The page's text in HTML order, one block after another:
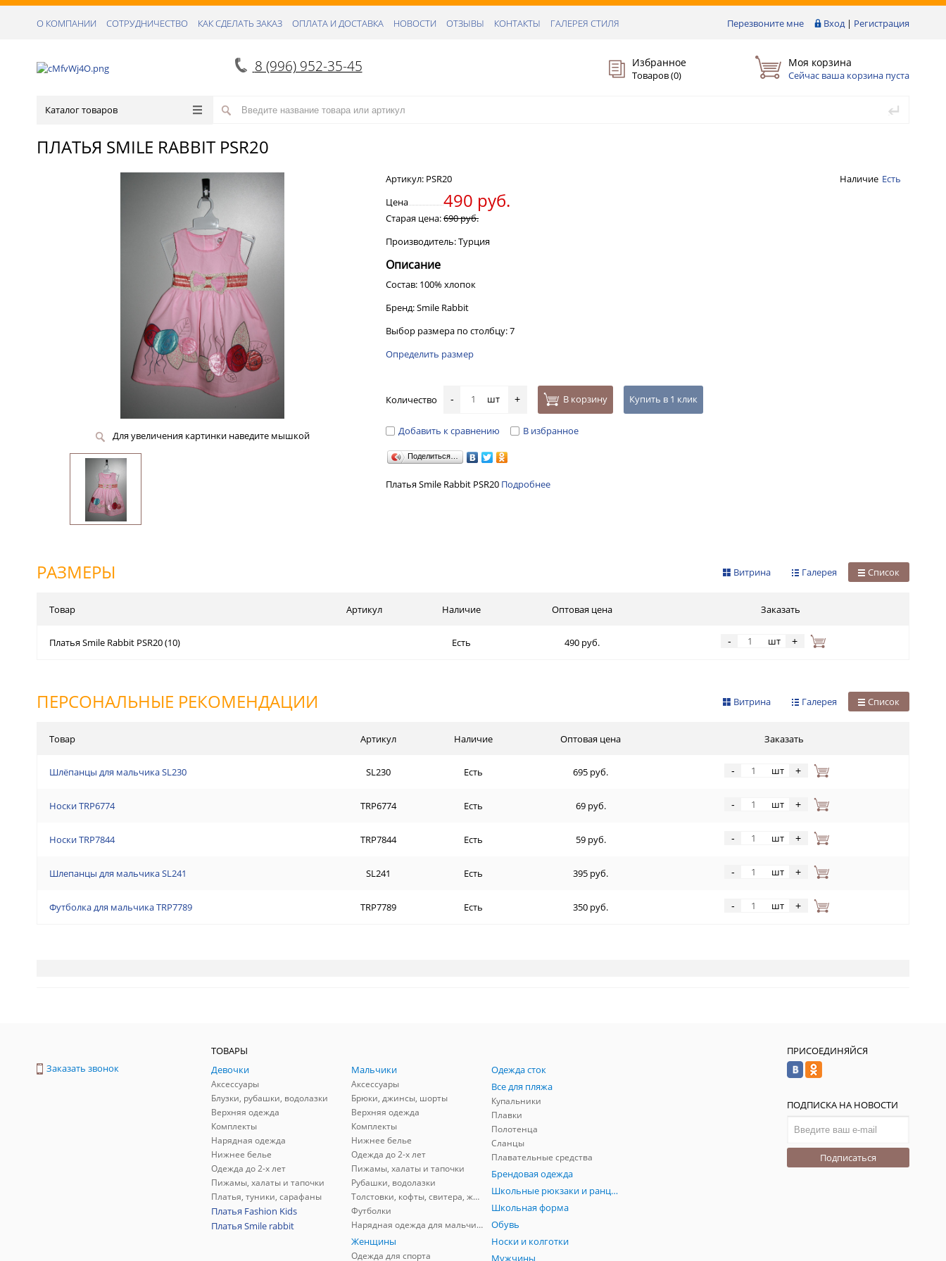
Перезвоните мне Вход | Регистрация
О КОМПАНИИ СОТРУДНИЧЕСТВО КАК СДЕЛАТЬ ЗАКАЗ ОПЛАТА И ДОСТАВКА НОВОСТИ ОТЗЫВЫ КОНТАКТЫ ГАЛЕРЕЯ СТИЛЯ
8 (996) 952-35-45 Избранное
Товаров (0)
Моя корзина
Сейчас ваша корзина пуста
Каталог товаров
ПЛАТЬЯ SMILE RABBIT PSR20
Для увеличения картинки наведите мышкой
Артикул: PSR20 Наличие Есть
Цена
490 руб.
Старая цена:690 руб.
Производитель: Турция
Описание
Состав: 100% хлопок
Бренд: Smile Rabbit
Выбор размера по столбцу: 7
Определить размер
Количество - шт + В корзину Купить в 1 клик
Добавить к сравнению В избранное
Поделиться…
Платья Smile Rabbit PSR20 Подробнее
РАЗМЕРЫ Список
Галерея
Витрина
Товар Артикул Наличие Оптовая цена Заказать
Платья Smile Rabbit PSR20 (10) Есть 490 руб. - шт +
ПЕРСОНАЛЬНЫЕ РЕКОМЕНДАЦИИ Список
Галерея
Витрина
Товар Артикул Наличие Оптовая цена Заказать
Шлёпанцы для мальчика SL230 SL230 Есть 695 руб. - шт +
Носки TRP6774 TRP6774 Есть 69 руб. - шт +
Носки TRP7844 TRP7844 Есть 59 руб. - шт +
Шлепанцы для мальчика SL241 SL241 Есть 395 руб. - шт +
Футболка для мальчика TRP7789 TRP7789 Есть 350 руб. - шт +
Заказать звонок
ТОВАРЫ
Девочки
Аксессуары
Блузки, рубашки, водолазки
Верхняя одежда
Комплекты
Нарядная одежда
Нижнее белье
Одежда до 2-х лет
Пижамы, халаты и тапочки
Платья, туники, сарафаны
Платья Fashion Kids
Платья Smile rabbit
Мальчики
Аксессуары
Брюки, джинсы, шорты
Верхняя одежда
Комплекты
Нижнее белье
Одежда до 2-х лет
Пижамы, халаты и тапочки
Рубашки, водолазки
Толстовки, кофты, свитера, жилеты
Футболки
Нарядная одежда для мальчиков
Одежда сток
Все для пляжа
Купальники
Плавки
Полотенца
Сланцы
Плавательные средства
Брендовая одежда
Школьные рюкзаки и ранцы, мешки для обуви
Школьная форма
Обувь
Женщины
Одежда для спорта
Носки и колготки
Мужчины
ПРИСОЕДИНЯЙСЯ
ПОДПИСКА НА НОВОСТИ
Подписаться